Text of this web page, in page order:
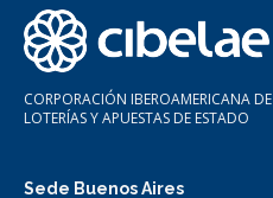
CORPORACIÓN IBEROAMERICANA DE
LOTERÍAS Y APUESTAS DE ESTADO
Sede Buenos Aires